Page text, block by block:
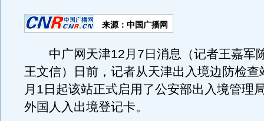
来源：中国广播网
中广网天津12月7日消息（记者王嘉军
王文信）日前，记者从天津出入境边防检查
月1日起该站正式启用了公安部出入境管理
外国人入出境登记卡。